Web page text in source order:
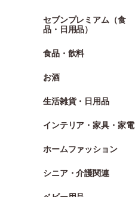
セブンプレミアム（食
品・日用品）
食品・飲料
お酒
生活雑貨・日用品
インテリア・家具・家電
ホームファッション
シニア・介護関連